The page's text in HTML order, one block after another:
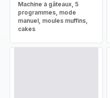
Machine à gâteaux, 5
programmes, mode
manuel, moules muffins,
cakes